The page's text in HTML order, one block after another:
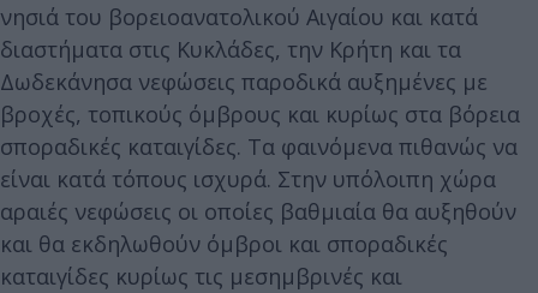
νησιά του βορειοανατολικού Αιγαίου και κατά
διαστήματα στις Κυκλάδες, την Κρήτη και τα
Δωδεκάνησα νεφώσεις παροδικά αυξημένες με
βροχές, τοπικούς όμβρους και κυρίως στα βόρεια
σποραδικές καταιγίδες. Τα φαινόμενα πιθανώς να
είναι κατά τόπους ισχυρά. Στην υπόλοιπη χώρα
αραιές νεφώσεις οι οποίες βαθμιαία θα αυξηθούν
και θα εκδηλωθούν όμβροι και σποραδικές
καταιγίδες κυρίως τις μεσημβρινές και